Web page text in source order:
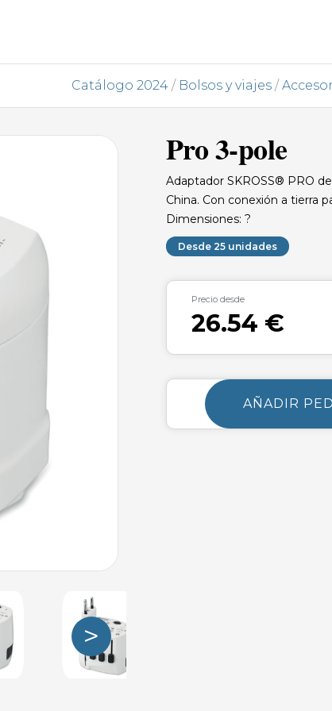
Catálogo 2024 / Bolsos y viajes /
>
Pro 3-pole
Adaptador SKROSS® PRO
China. Con conexión a tierra
Dimensiones: ?
Desde 25 unidades
Precio desde
26.54 €
AÑADIR